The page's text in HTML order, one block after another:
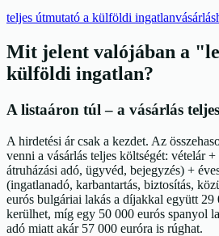
teljes útmutató a külföldi
Mit jelent valójában a
külföldi ingatlan?
A listaáron túl – a vásárlás
A hirdetési ár csak a kezdet. Az
venni a vásárlás teljes költségét: vételár
átruházási adó, ügyvéd, bejegyzés) +
(ingatlanadó, karbantartás, biztosítás,
eurós bulgáriai lakás a díjakkal együtt 29
kerülhet, míg egy 50 000 eurós spanyol
adó miatt akár 57 000 euróra is rúghat.